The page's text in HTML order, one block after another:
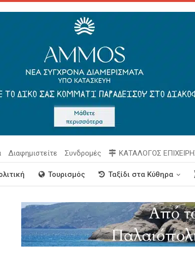
Διαφημιστείτε Συνδρομές ΚΑΤΑΛΟΓΟΣ
Τουρισμός Ταξίδι στα Κύθηρα